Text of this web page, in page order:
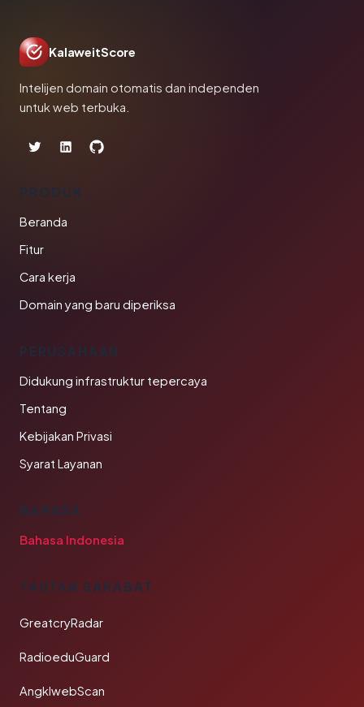
KalaweitScore
Intelijen domain otomatis dan independen
untuk web terbuka.
PRODUK
Beranda
Fitur
Cara kerja
Domain yang baru diperiksa
PERUSAHAAN
Didukung infrastruktur tepercaya
Tentang
Kebijakan Privasi
Syarat Layanan
BAHASA
Bahasa Indonesia
TAUTAN SAHABAT
GreatcryRadar
RadioeduGuard
AngklwebScan